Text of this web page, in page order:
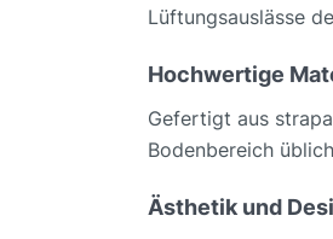
Lüftungsauslässe
Hochwertige
Gefertigt aus
Bodenbereich
Ästhetik und